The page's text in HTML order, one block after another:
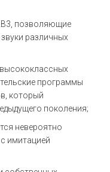
позволяющие
различных
программы
который
поколения;
невероятно
имитацией